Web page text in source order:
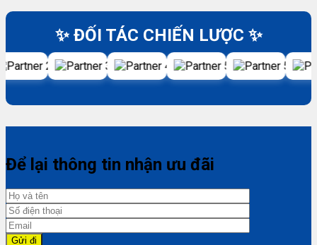
✨ ĐỐI TÁC CHIẾN LƯỢC ✨
Để lại thông tin nhận ưu đãi